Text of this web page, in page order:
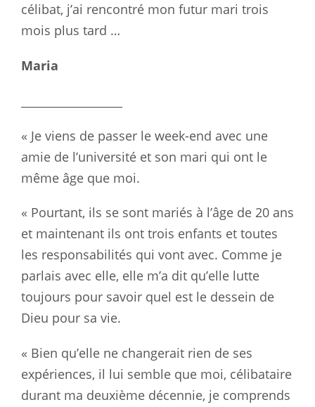
célibat, j’ai rencontré mon futur mari trois
mois plus tard …
Maria
« Je viens de passer le week-end avec une
amie de l’université et son mari qui ont le
même âge que moi.
« Pourtant, ils se sont mariés à l’âge de 20 ans
et maintenant ils ont trois enfants et toutes
les responsabilités qui vont avec. Comme je
parlais avec elle, elle m’a dit qu’elle lutte
toujours pour savoir quel est le dessein de
Dieu pour sa vie.
« Bien qu’elle ne changerait rien de ses
expériences, il lui semble que moi, célibataire
durant ma deuxième décennie, je comprends